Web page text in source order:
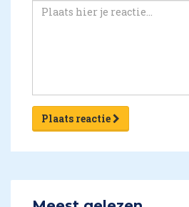
Plaats reactie